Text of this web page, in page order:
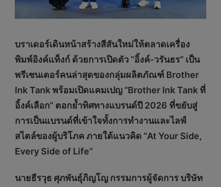
บราเดอร์เดินหน้าสร้างสีสันใหม่ให้ตลาดเครื่อง
พิมพ์อิงค์แท็งก์ ด้วยการเปิดตัว “อิ้งค์-วรันธร” เป็น
พรีเซนเตอร์คนล่าสุดของกลุ่มผลิตภัณฑ์ Brother
Ink Tank พร้อมเปิดแคมเปญ “Brother Ink Tank ที่
อิ้งค์เลือก” ตอกย้ำทิศทางแบรนด์ปี 2026 ที่ขยับสู่
การเป็นแบรนด์ที่เข้าใจทั้งการทำงานและไลฟ์
สไตล์ของผู้บริโภค ภายใต้แนวคิด “At Your Side,
Every Side of Life”
นายธีรวุธ ศุภพันธุ์ภิญโญ กรรมการผู้จัดการ บริษัท